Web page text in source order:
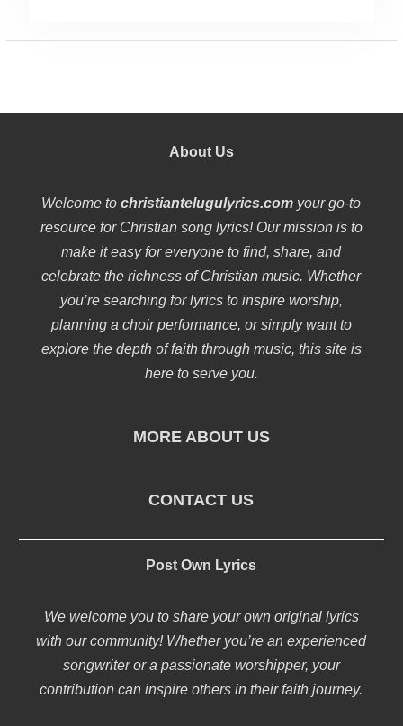
About Us
Welcome tochristiantelugulyrics.com your go-to
resource for Christian song lyrics! Our mission is to
make it easy for everyone to find, share, and
celebrate the richness of Christian music. Whether
you’re searching for lyrics to inspire worship,
planning a choir performance, or simply want to
explore the depth of faith through music, this site is
here to serve you.
MORE ABOUT US
CONTACT US
Post Own Lyrics
We welcome you to share your own original lyrics
with our community! Whether you’re an experienced
songwriter or a passionate worshipper, your
contribution can inspire others in their faith journey.